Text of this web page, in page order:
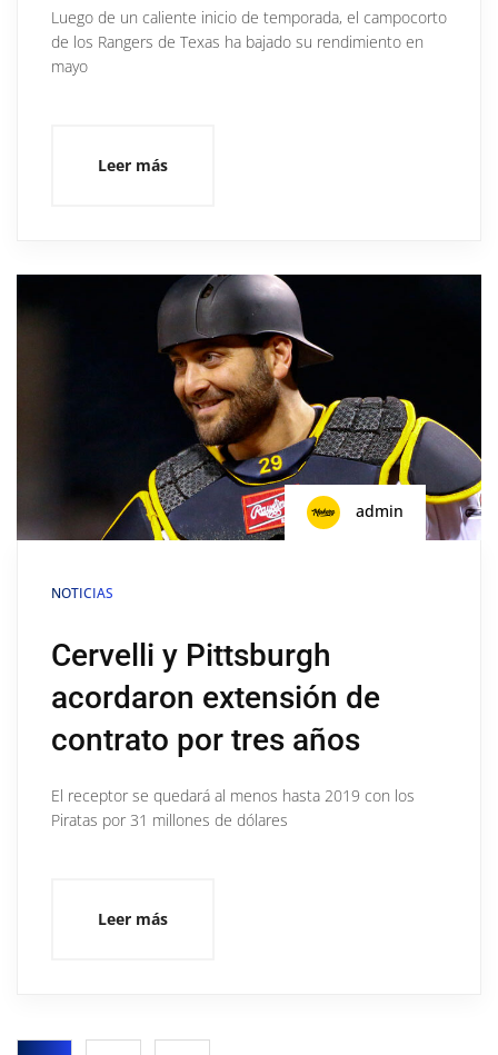
Luego de un caliente inicio de temporada, el campocorto
de los Rangers de Texas ha bajado su rendimiento en
mayo
Leer más
admin
NOTICIAS
Cervelli y Pittsburgh
acordaron extensión de
contrato por tres años
El receptor se quedará al menos hasta 2019 con los
Piratas por 31 millones de dólares
Leer más